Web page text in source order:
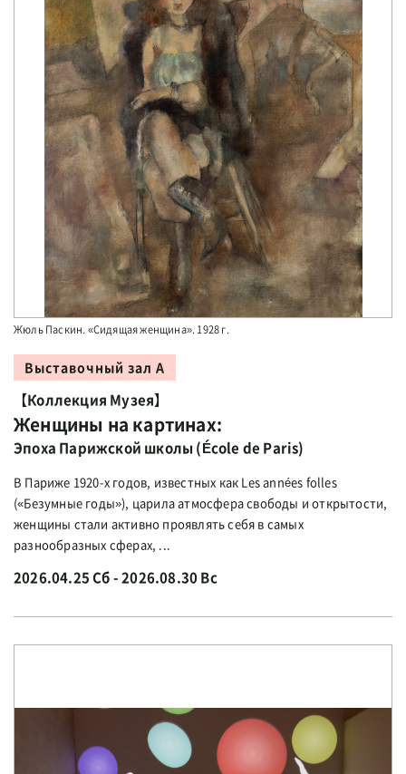
Жюль Паскин. «Сидящая женщина». 1928 г.
Выставочный зал А
【Коллекция Музея】
Женщины на картинах:
Эпоха Парижской школы (École de Paris)
В Париже 1920-х годов, известных как Les années folles
(«Безумные годы»), царила атмосфера свободы и открытости,
женщины стали активно проявлять себя в самых
разнообразных сферах, ...
2026.04.25 Сб - 2026.08.30 Вс